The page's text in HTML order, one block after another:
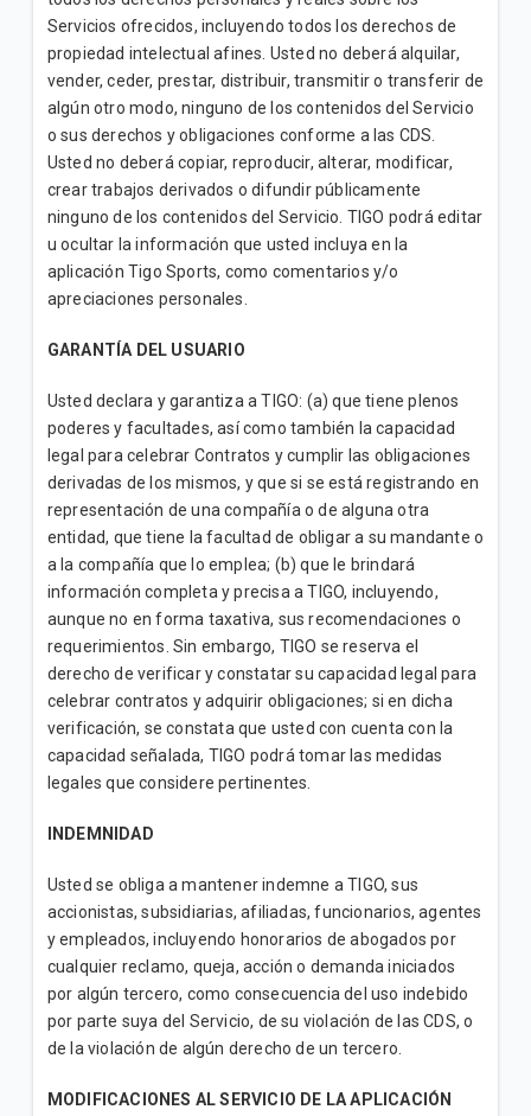
Servicios ofrecidos, incluyendo todos los derechos de
propiedad intelectual afines. Usted no deberá alquilar,
vender, ceder, prestar, distribuir, transmitir o transferir de
algún otro modo, ninguno de los contenidos del Servicio
o sus derechos y obligaciones conforme a las CDS.
Usted no deberá copiar, reproducir, alterar, modificar,
crear trabajos derivados o difundir públicamente
ninguno de los contenidos del Servicio. TIGO podrá editar
u ocultar la información que usted incluya en la
aplicación Tigo Sports, como comentarios y/o
apreciaciones personales.
GARANTÍA DEL USUARIO
Usted declara y garantiza a TIGO: (a) que tiene plenos
poderes y facultades, así como también la capacidad
legal para celebrar Contratos y cumplir las obligaciones
derivadas de los mismos, y que si se está registrando en
representación de una compañía o de alguna otra
entidad, que tiene la facultad de obligar a su mandante o
a la compañía que lo emplea; (b) que le brindará
información completa y precisa a TIGO, incluyendo,
aunque no en forma taxativa, sus recomendaciones o
requerimientos. Sin embargo, TIGO se reserva el
derecho de verificar y constatar su capacidad legal para
celebrar contratos y adquirir obligaciones; si en dicha
verificación, se constata que usted con cuenta con la
capacidad señalada, TIGO podrá tomar las medidas
legales que considere pertinentes.
INDEMNIDAD
Usted se obliga a mantener indemne a TIGO, sus
accionistas, subsidiarias, afiliadas, funcionarios, agentes
y empleados, incluyendo honorarios de abogados por
cualquier reclamo, queja, acción o demanda iniciados
por algún tercero, como consecuencia del uso indebido
por parte suya del Servicio, de su violación de las CDS, o
de la violación de algún derecho de un tercero.
MODIFICACIONES AL SERVICIO DE LA APLICACIÓN